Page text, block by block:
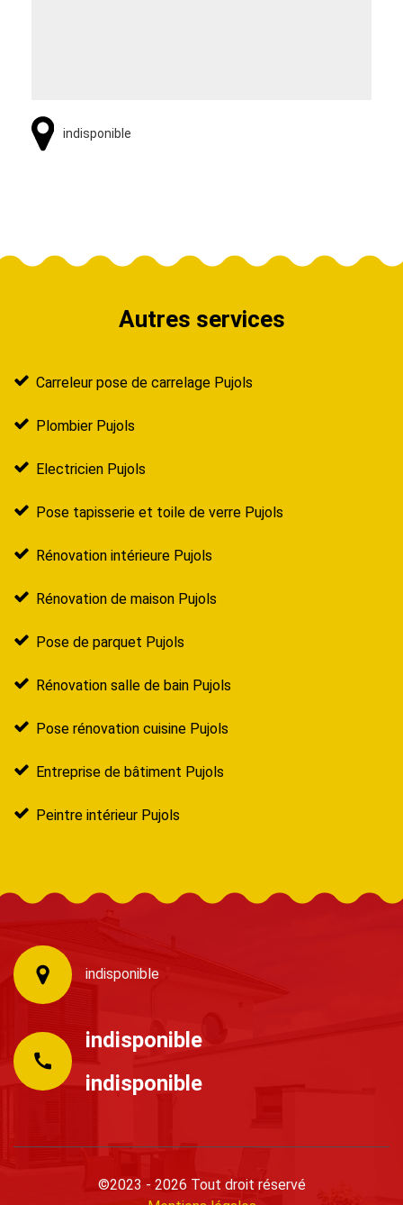
indisponible
Autres services
Carreleur pose de carrelage Pujols
Plombier Pujols
Electricien Pujols
Pose tapisserie et toile de verre Pujols
Rénovation intérieure Pujols
Rénovation de maison Pujols
Pose de parquet Pujols
Rénovation salle de bain Pujols
Pose rénovation cuisine Pujols
Entreprise de bâtiment Pujols
Peintre intérieur Pujols
indisponible
indisponible
indisponible
©2023 - 2026 Tout droit réservé